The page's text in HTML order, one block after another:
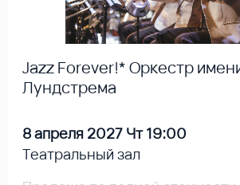
Jazz Forever!* Оркестр
Лундстрема
8 апреля 2027 Чт 19:00
Театральный зал